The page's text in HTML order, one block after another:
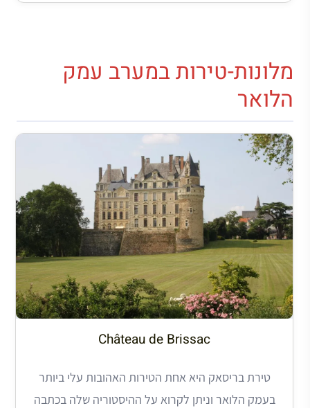
מלונות-טירות במערב עמק
הלואר
Château de Brissac
טירת בריסאק היא אחת הטירות האהובות עלי ביותר
בעמק הלואר וניתן לקרוא על ההיסטוריה שלה בכתבה